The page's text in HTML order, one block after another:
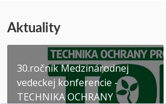
Aktuality
30.ročník Medzinárodnej
vedeckej konferencie -
TECHNIKA OCHRANY